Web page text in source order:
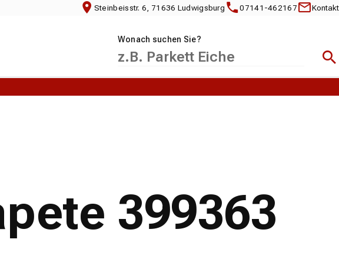
Steinbeisstr. 6, 71636 Ludwigsburg 07141-462167 Kontakt
Wonach suchen Sie?
399363